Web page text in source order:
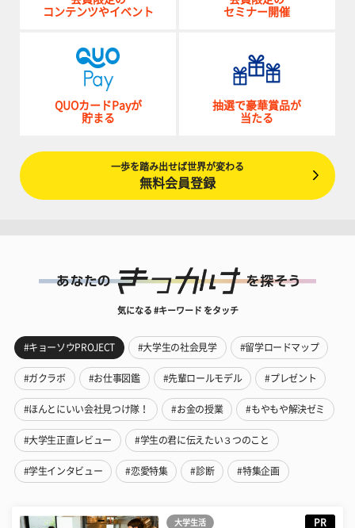
コンテンツやイベント
セミナー開催
QUOカードPayが
貯まる
抽選で豪華賞品が
当たる
一歩を踏み出せば世界が変わる
無料会員登録
気になる #キーワード をタッチ
#キョーソウPROJECT #大学生の社会見学 #留学ロードマップ
#ガクラボ #お仕事図鑑 #先輩ロールモデル #プレゼント
#ほんとにいい会社見つけ隊！ #お金の授業 #もやもや解決ゼミ
#大学生正直レビュー #学生の君に伝えたい３つのこと
#学生インタビュー #恋愛特集 #診断 #特集企画
大学生活 PR